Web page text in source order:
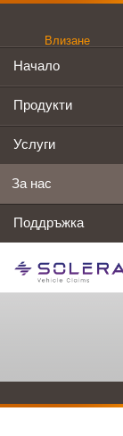
Влизане
Начало
Продукти
Услуги
За нас
Поддръжка